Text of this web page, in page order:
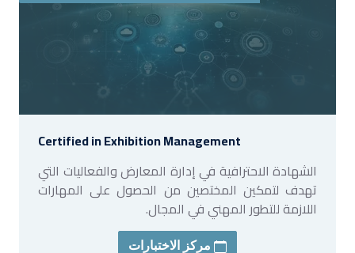
Certified in Exhibition Management
الشهادة الاحترافية في إدارة المعارض والفعاليات التي
تهدف لتمكين المختصين من الحصول على المهارات
اللازمة للتطور المهني في المجال.
مركز الاختبارات